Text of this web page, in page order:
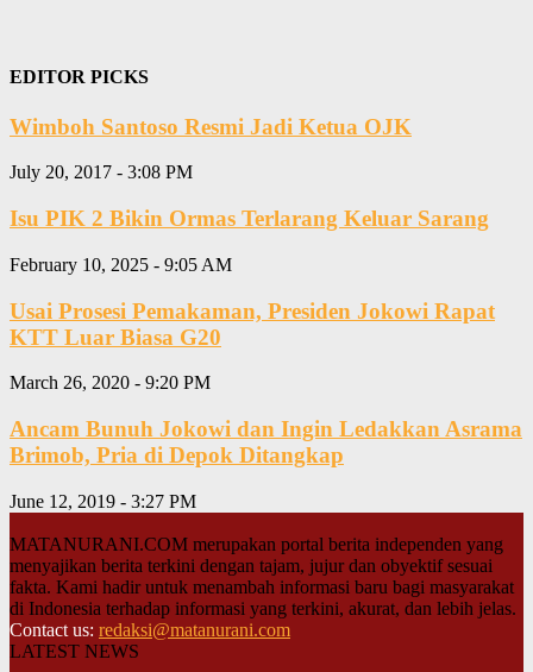
EDITOR PICKS
Wimboh Santoso Resmi Jadi Ketua OJK
July 20, 2017 - 3:08 PM
Isu PIK 2 Bikin Ormas Terlarang Keluar Sarang
February 10, 2025 - 9:05 AM
Usai Prosesi Pemakaman, Presiden Jokowi Rapat
KTT Luar Biasa G20
March 26, 2020 - 9:20 PM
Ancam Bunuh Jokowi dan Ingin Ledakkan Asrama
Brimob, Pria di Depok Ditangkap
June 12, 2019 - 3:27 PM
MATANURANI.COM merupakan portal berita independen yang
menyajikan berita terkini dengan tajam, jujur dan obyektif sesuai
fakta. Kami hadir untuk menambah informasi baru bagi masyarakat
di Indonesia terhadap informasi yang terkini, akurat, dan lebih jelas.
Contact us: redaksi@matanurani.com
LATEST NEWS